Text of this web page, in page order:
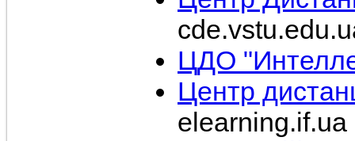
ЦДО
Центр
elearning.if.ua